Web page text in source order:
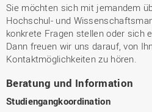
Sie möchten sich mit jemandem
Hochschul- und
konkrete Fragen stellen oder sich
Dann freuen wir uns darauf, von
Kontaktmöglichkeiten zu hören.
Beratung und Information
Studiengangkoordination